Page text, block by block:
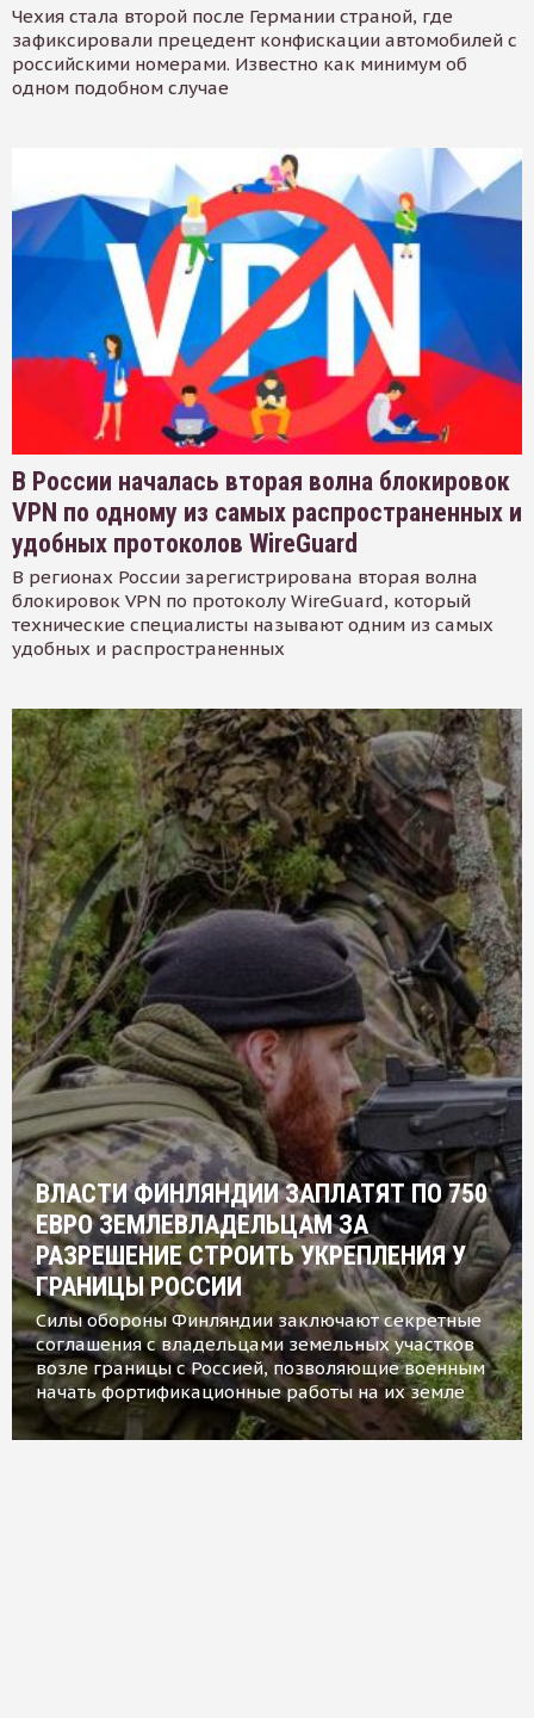
Чехия стала второй после Германии страной, где
зафиксировали прецедент конфискации автомобилей с
российскими номерами. Известно как минимум об
одном подобном случае
В России началась вторая волна блокировок
VPN по одному из самых распространенных и
удобных протоколов WireGuard
В регионах России зарегистрирована вторая волна
блокировок VPN по протоколу WireGuard, который
технические специалисты называют одним из самых
удобных и распространенных
ВЛАСТИ ФИНЛЯНДИИ ЗАПЛАТЯТ ПО 750
ЕВРО ЗЕМЛЕВЛАДЕЛЬЦАМ ЗА
РАЗРЕШЕНИЕ СТРОИТЬ УКРЕПЛЕНИЯ У
ГРАНИЦЫ РОССИИ
Силы обороны Финляндии заключают секретные
соглашения с владельцами земельных участков
возле границы с Россией, позволяющие военным
начать фортификационные работы на их земле